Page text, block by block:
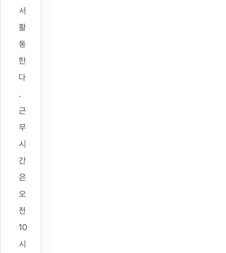
서
활
동
한
다
.
근
무
시
간
은
오
전
10
시